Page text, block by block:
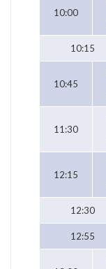
10:00
10:15
10:45
11:30
12:15
12:30
12:55